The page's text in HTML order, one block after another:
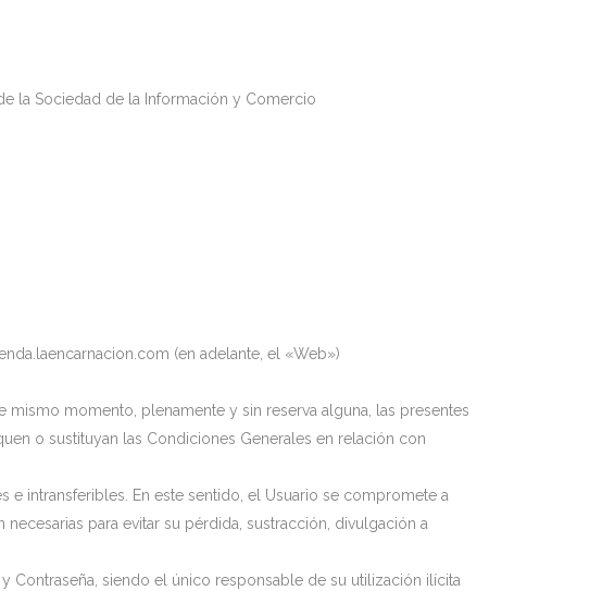
la Sociedad de la Información y Comercio
(en adelante, el «Web»)
momento, plenamente y sin reserva alguna, las presentes
o sustituyan las Condiciones Generales en relación con
intransferibles. En este sentido, el Usuario se compromete a
para evitar su pérdida, sustracción, divulgación a
siendo el único responsable de su utilización ilícita